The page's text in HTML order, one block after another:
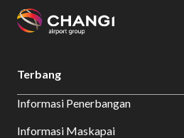
Changi
Changi Airport Bersantap dan Belanja
Terbang
Informasi Penerbangan
Informasi Maskapai